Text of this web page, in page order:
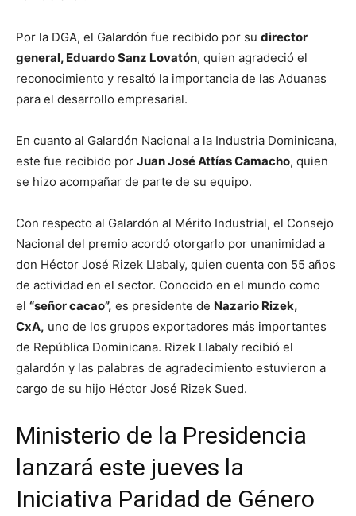
Por la DGA, el Galardón fue recibido por su director
general, Eduardo Sanz Lovatón, quien agradeció el
reconocimiento y resaltó la importancia de las Aduanas
para el desarrollo empresarial.
En cuanto al Galardón Nacional a la Industria Dominicana,
este fue recibido por Juan José Attías Camacho, quien
se hizo acompañar de parte de su equipo.
Con respecto al Galardón al Mérito Industrial, el Consejo
Nacional del premio acordó otorgarlo por unanimidad a
don Héctor José Rizek Llabaly, quien cuenta con 55 años
de actividad en el sector. Conocido en el mundo como
el “señor cacao”, es presidente de Nazario Rizek,
CxA, uno de los grupos exportadores más importantes
de República Dominicana. Rizek Llabaly recibió el
galardón y las palabras de agradecimiento estuvieron a
cargo de su hijo Héctor José Rizek Sued.
Ministerio de la Presidencia
lanzará este jueves la
Iniciativa Paridad de Género